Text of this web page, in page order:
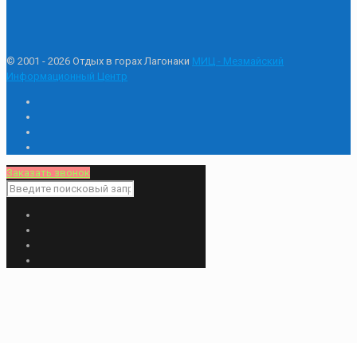
© 2001 - 2026 Отдых в горах Лагонаки МИЦ - Мезмайский
Информационный Центр
Заказать звонок